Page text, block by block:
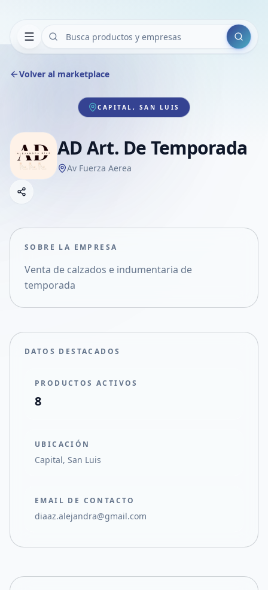
Buscar
Volver al marketplace
CAPITAL, SAN LUIS
AD Art. De Temporada
Av Fuerza Aerea
Compartir empresa
Compartir en X
SOBRE LA EMPRESA
Venta de calzados e indumentaria de
temporada
DATOS DESTACADOS
PRODUCTOS ACTIVOS
8
UBICACIÓN
Capital, San Luis
EMAIL DE CONTACTO
diaaz.alejandra@gmail.com